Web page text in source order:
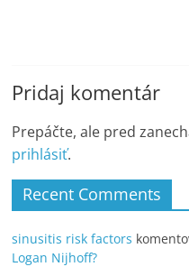
Pridaj komentár
Prepáčte, ale pred
prihlásiť.
Recent Comments
sinusitis risk factors
Logan Nijhoff?